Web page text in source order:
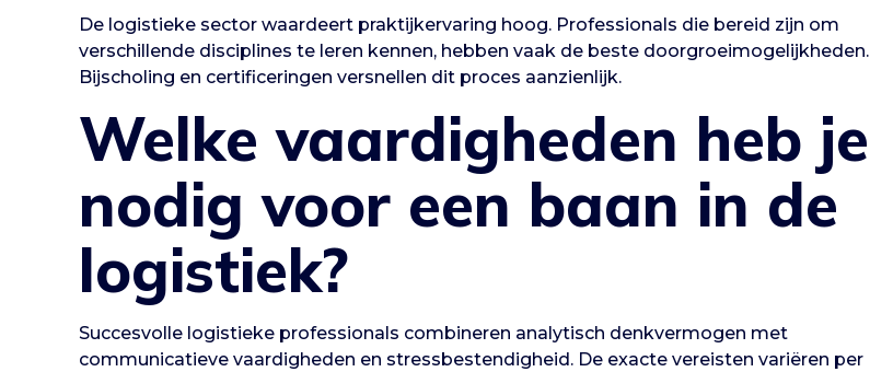
De logistieke sector waardeert praktijkervaring hoog. Professionals die bereid zijn om
verschillende disciplines te leren kennen, hebben vaak de beste doorgroeimogelijkheden.
Bijscholing en certificeringen versnellen dit proces aanzienlijk.
Welke vaardigheden heb je
nodig voor een baan in de
logistiek?
Succesvolle logistieke professionals combineren analytisch denkvermogen met
communicatieve vaardigheden en stressbestendigheid. De exacte vereisten variëren per